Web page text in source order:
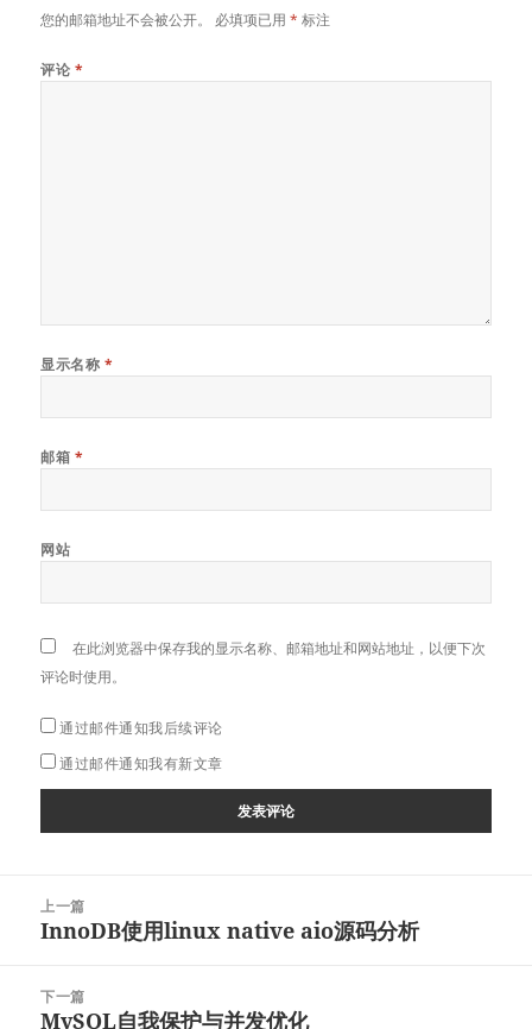
您的邮箱地址不会被公开。 必填项已用* 标注
评论 *
显示名称 *
邮箱 *
网站
在此浏览器中保存我的显示名称、邮箱地址和网站地址，以便下次
评论时使用。
通过邮件通知我后续评论
通过邮件通知我有新文章
上一篇
上
文
章：
InnoDB使用linux native aio源码分析
下一篇
下
MySQL自我保护与并发优化